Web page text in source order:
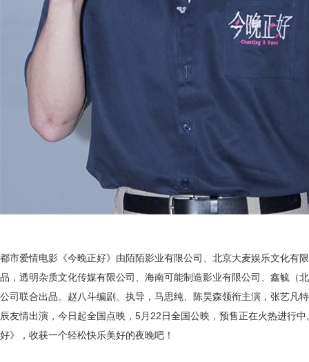
都市爱情电影《今晚正好》由陌陌影业有限公司、北京大麦娱乐文化有
品，透明杂质文化传媒有限公司、海南可能制造影业有限公司、鑫毓（
公司联合出品。赵八斗编剧、执导，马思纯、陈昊森领衔主演，张艺凡
辰友情出演，今日起全国点映， 5月22日全国公映，预售正在火热进行
好》，收获一个轻松快乐美好的夜晚吧！